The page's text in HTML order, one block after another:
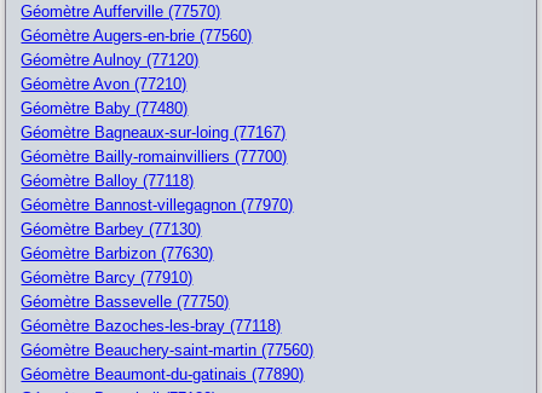
Géomètre Aufferville (77570)
Géomètre Augers-en-brie (77560)
Géomètre Aulnoy (77120)
Géomètre Avon (77210)
Géomètre Baby (77480)
Géomètre Bagneaux-sur-loing (77167)
Géomètre Bailly-romainvilliers (77700)
Géomètre Balloy (77118)
Géomètre Bannost-villegagnon (77970)
Géomètre Barbey (77130)
Géomètre Barbizon (77630)
Géomètre Barcy (77910)
Géomètre Bassevelle (77750)
Géomètre Bazoches-les-bray (77118)
Géomètre Beauchery-saint-martin (77560)
Géomètre Beaumont-du-gatinais (77890)